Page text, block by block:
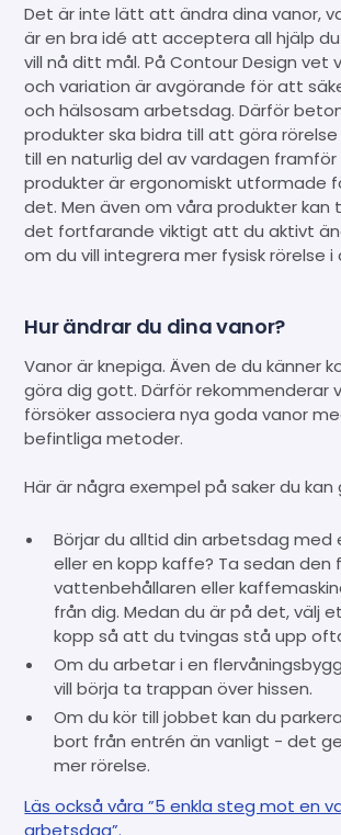
Det är inte lätt att ändra dina vanor,
är en bra idé att acceptera all hjälp
vill nå ditt mål. På Contour Design vet
och variation är avgörande för att
och hälsosam arbetsdag. Därför
produkter ska bidra till att göra
till en naturlig del av vardagen
produkter är ergonomiskt utformade
det. Men även om våra produkter kan
det fortfarande viktigt att du aktivt
om du vill integrera mer fysisk rörelse
Hur ändrar du dina vanor?
Vanor är knepiga. Även de du känner
göra dig gott. Därför rekommenderar
försöker associera nya goda vanor
befintliga metoder.
Här är några exempel på saker du kan
Börjar du alltid din arbetsdag
eller en kopp kaffe? Ta sedan den
vattenbehållaren eller
från dig. Medan du är på det, välj
kopp så att du tvingas stå upp
Om du arbetar i en
vill börja ta trappan över hissen.
Om du kör till jobbet kan du
bort från entrén än vanligt - det
mer rörelse.
Läs också våra ”5 enkla steg mot en
arbetsdag”.